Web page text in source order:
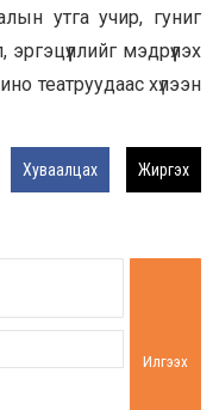
утга учир, гуниг
мэдрүүлэх
театруудаас хүлээн
Хуваалцах Жиргэх
Илгээх